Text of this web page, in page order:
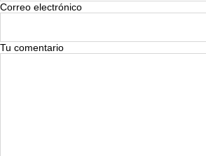
Correo electrónico
Tu comentario